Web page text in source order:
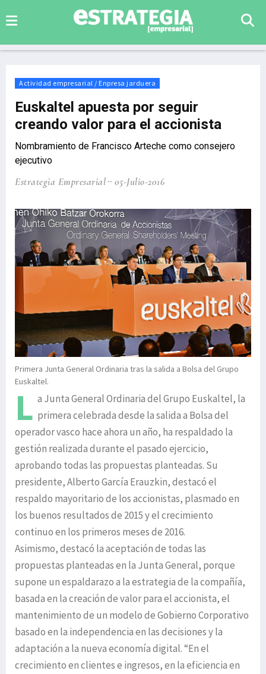
Actividad empresarial / Enpresa jarduera
Euskaltel apuesta por seguir
creando valor para el accionista
Nombramiento de Francisco Arteche como consejero
ejecutivo
Estrategia Empresarial 05-Julio-2016
Primera Junta General Ordinaria tras la salida a Bolsa del Grupo
Euskaltel.
L a Junta General Ordinaria del Grupo Euskaltel, la
primera celebrada desde la salida a Bolsa del
operador vasco hace ahora un año, ha respaldado la
gestión realizada durante el pasado ejercicio,
aprobando todas las propuestas planteadas. Su
presidente, Alberto García Erauzkin, destacó el
respaldo mayoritario de los accionistas, plasmado en
los buenos resultados de 2015 y el crecimiento
continuo en los primeros meses de 2016.
Asimismo, destacó la aceptación de todas las
propuestas planteadas en la Junta General, porque
supone un espaldarazo a la estrategia de la compañía,
basada en la creación de valor para el accionista, el
mantenimiento de un modelo de Gobierno Corporativo
basado en la independencia en las decisiones y la
adaptación a la nueva economía digital. “En el
crecimiento en clientes e ingresos, en la eficiencia en